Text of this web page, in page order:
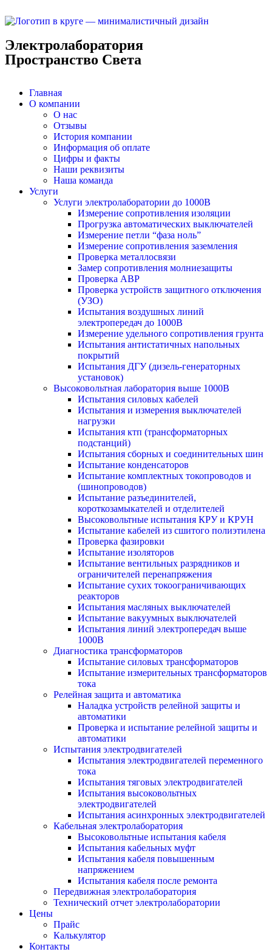
Электролаборатория
Пространство Света
Главная
О компании
О нас
Отзывы
История компании
Информация об оплате
Цифры и факты
Наши реквизиты
Наша команда
Услуги
Услуги электролаборатории до 1000В
Измерение сопротивления изоляции
Прогрузка автоматических выключателей
Измерение петли “фаза ноль”
Измерение сопротивления заземления
Проверка металлосвязи
Замер сопротивления молниезащиты
Проверка АВР
Проверка устройств защитного отключения
(УЗО)
Испытания воздушных линий
электропередач до 1000В
Измерение удельного сопротивления грунта
Испытания антистатичных напольных
покрытий
Испытания ДГУ (дизель-генераторных
установок)
Высоковольтная лаборатория выше 1000В
Испытания силовых кабелей
Испытания и измерения выключателей
нагрузки
Испытания ктп (трансформаторных
подстанций)
Испытания сборных и соединительных шин
Испытание конденсаторов
Испытание комплектных токопроводов и
(шинопроводов)
Испытание разъединителей,
короткозамыкателей и отделителей
Высоковольтные испытания КРУ и КРУН
Испытание кабелей из сшитого полиэтилена
Проверка фазировки
Испытание изоляторов
Испытание вентильных разрядников и
ограничителей перенапряжения
Испытание сухих токоограничивающих
реакторов
Испытания масляных выключателей
Испытание вакуумных выключателей
Испытания линий электропередач выше
1000В
Диагностика трансформаторов
Испытание силовых трансформаторов
Испытание измерительных трансформаторов
тока
Релейная защита и автоматика
Наладка устройств релейной защиты и
автоматики
Проверка и испытание релейной защиты и
автоматики
Испытания электродвигателей
Испытания электродвигателей переменного
тока
Испытания тяговых электродвигателей
Испытания высоковольтных
электродвигателей
Испытания асинхронных электродвигателей
Кабельная электролаборатория
Высоковольтные испытания кабеля
Испытания кабельных муфт
Испытания кабеля повышенным
напряжением
Испытания кабеля после ремонта
Передвижная электролаборатория
Технический отчет электролаборатории
Цены
Прайс
Калькулятор
Контакты